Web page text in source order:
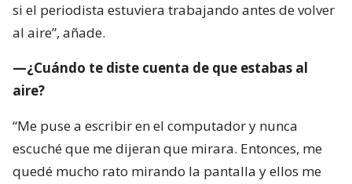
si el periodista estuviera trabajando antes de volver
al aire”, añade.
—¿Cuándo te diste cuenta de que estabas al
aire?
“Me puse a escribir en el computador y nunca
escuché que me dijeran que mirara. Entonces, me
quedé mucho rato mirando la pantalla y ellos me